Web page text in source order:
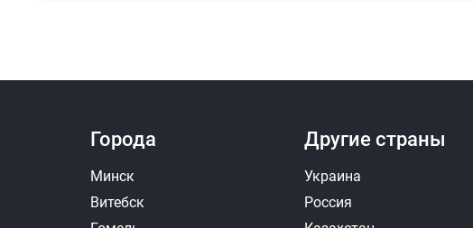
Города
Минск
Витебск
Другие страны
Украина
Россия